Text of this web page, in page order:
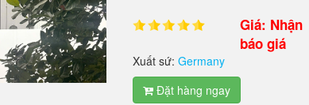
Giá: Nhận
báo giá
Xuất sứ:Germany
Đặt hàng ngay